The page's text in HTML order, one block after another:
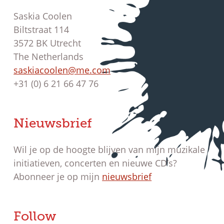
Saskia Coolen
Biltstraat 114
3572 BK Utrecht
The Netherlands
saskiacoolen@me.com
+31 (0) 6 21 66 47 76
Nieuwsbrief
Wil je op de hoogte blijven van mijn muzikale
initiatieven, concerten en nieuwe CD’s?
Abonneer je op mijn nieuwsbrief
Follow